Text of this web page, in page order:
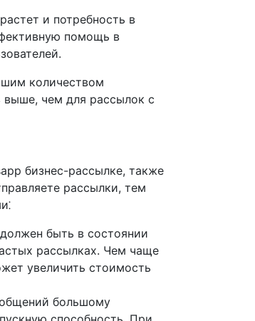
и потребность в
помощь в
количеством
выше, чем для рассылок с
бизнес-рассылке, также
рассылки, тем
быть в состоянии
рассылках. Чем чаще
увеличить стоимость
большому